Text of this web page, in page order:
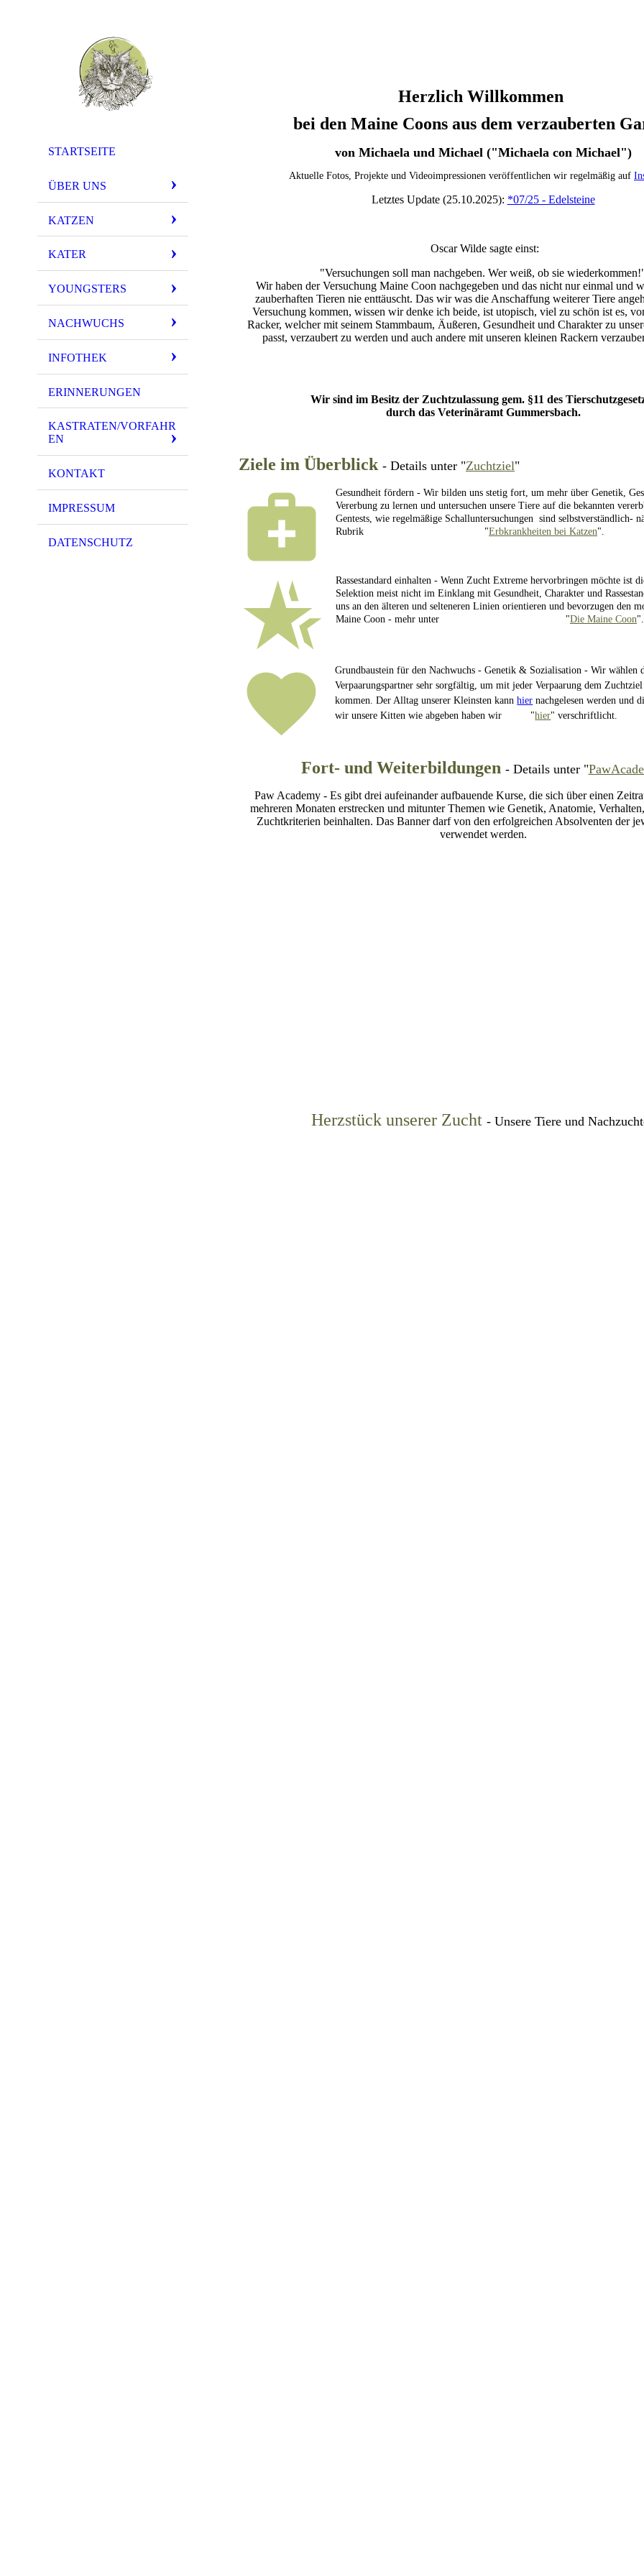
STARTSEITE
ÜBER UNS
KATZEN
KATER
YOUNGSTERS
NACHWUCHS
INFOTHEK
ERINNERUNGEN
KASTRATEN/VORFAHR
EN
KONTAKT
IMPRESSUM
DATENSCHUTZ
Herzlich Willkommen
bei den Maine Coons aus dem verzauberten
von Michaela und Michael ("Michaela con Michael")
Aktuelle Fotos, Projekte und Videoimpressionen veröffentlichen wir regelmäßig auf
Letztes Update (25.10.2025): *07/25 - Edelsteine
Oscar Wilde sagte einst:
"Versuchungen soll man nachgeben. Wer weiß, ob sie
Wir haben der Versuchung Maine Coon nachgegeben und das nicht nur einmal und
zauberhaften Tieren nie enttäuscht. Das wir was die Anschaffung weiterer Tiere
Versuchung kommen, wissen wir denke ich beide, ist utopisch, viel zu schön ist es,
Racker, welcher mit seinem Stammbaum, Äußeren, Gesundheit und Charakter zu
passt, verzaubert zu werden und auch andere mit unseren kleinen Rackern
Wir sind im Besitz der Zuchtzulassung gem. §11 des
durch das Veterinäramt Gummersbach.
Ziele im Überblick - Details unter "Zuchtziel"
Gesundheit fördern - Wir bilden uns stetig fort, um mehr über Genetik,
Vererbung zu lernen und untersuchen unsere Tiere auf die bekannten
Gentests, wie regelmäßige Schalluntersuchungen sind selbstverständlich-
Rubrik "Erbkrankheiten bei Katzen".
Rassestandard einhalten - Wenn Zucht Extreme hervorbringen möchte ist
Selektion meist nicht im Einklang mit Gesundheit, Charakter und
uns an den älteren und selteneren Linien orientieren und bevorzugen den
Maine Coon - mehr unter "Die Maine Coon".
Grundbaustein für den Nachwuchs - Genetik & Sozialisation - Wir wählen
Verpaarungspartner sehr sorgfältig, um mit jeder Verpaarung dem
kommen. Der Alltag unserer Kleinsten kannhier nachgelesen werden und
wir unsere Kitten wie abgeben haben wir "hier" verschriftlicht.
Fort- und Weiterbildungen - Details unter "
Paw Academy - Es gibt drei aufeinander aufbauende Kurse, die sich über einen
mehreren Monaten erstrecken und mitunter Themen wie Genetik, Anatomie,
Zuchtkriterien beinhalten. Das Banner darf von den erfolgreichen Absolventen der
verwendet werden.
Herzstück unserer Zucht - Unsere Tiere und